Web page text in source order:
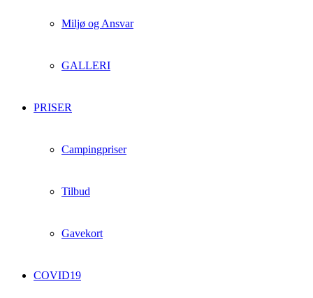
Miljø og Ansvar
GALLERI
PRISER
Campingpriser
Tilbud
Gavekort
COVID19